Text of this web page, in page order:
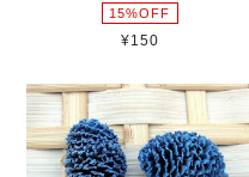
15%OFF
¥150